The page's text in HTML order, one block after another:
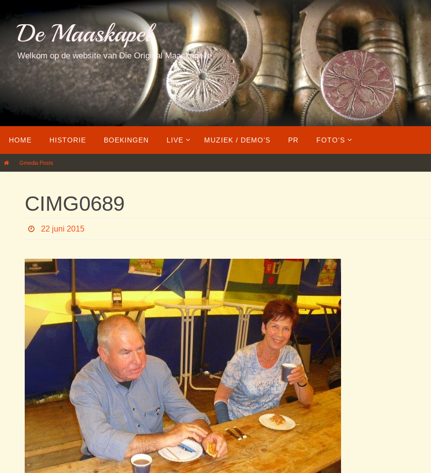
inhoudDe Maaskapel
Welkom op de website van Die Original Maaskapelle
naar
de
HOME HISTORIE BOEKINGEN LIVE MUZIEK / DEMO’S PR FOTO’S
HomeGmedia Posts
CIMG0689
22 juni 2015